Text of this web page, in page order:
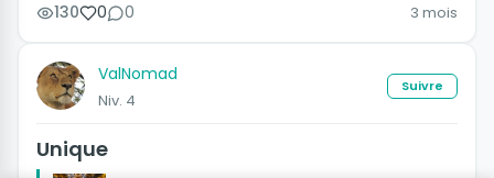
130 0 0 3 mois
ValNomad
Niv. 4
Suivre
Unique